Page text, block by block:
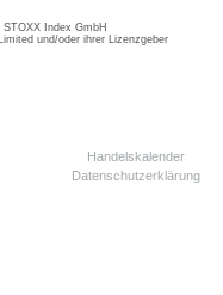
Index GmbH
und/oder ihrer Lizenzgeber
Handelskalender
Datenschutzerklärung